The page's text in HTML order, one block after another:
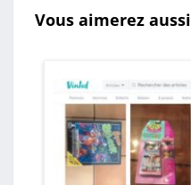
Vous aimerez aussi